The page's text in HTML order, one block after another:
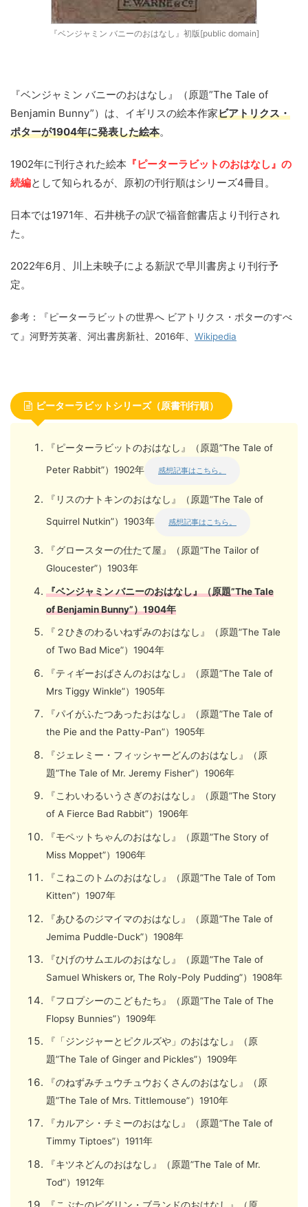
『ベンジャミン バニーのおはなし』初版[public domain]
『ベンジャミン バニーのおはなし』（原題”The Tale of
Benjamin Bunny”）は、イギリスの絵本作家ビアトリクス・
ポターが1904年に発表した絵本。
1902年に刊行された絵本 『ピーターラビットのおはなし』の
続編として知られるが、原初の刊行順はシリーズ4冊目。
日本では1971年、石井桃子の訳で福音館書店より刊行され
た。
2022年6月、川上未映子による新訳で早川書房より刊行予
定。
参考：『ピーターラビットの世界へ ビアトリクス・ポターのすべ
て』河野芳英著、河出書房新社、2016年、 Wikipedia
ピーターラビットシリーズ（原書刊行順）
『ピーターラビットのおはなし』（原題”The Tale of
Peter Rabbit”）1902年
感想記事はこちら。
『リスのナトキンのおはなし』（原題”The Tale of
Squirrel Nutkin”）1903年
感想記事はこちら。
『グロースターの仕たて屋』（原題”The Tailor of
Gloucester”）1903年
『ベンジャミン バニーのおはなし』（原題”The Tale
of Benjamin Bunny”）1904年
『２ひきのわるいねずみのおはなし』（原題”The Tale
of Two Bad Mice”）1904年
『ティギーおばさんのおはなし』（原題”The Tale of
Mrs Tiggy Winkle”）1905年
『パイがふたつあったおはなし』（原題”The Tale of
the Pie and the Patty-Pan”）1905年
『ジェレミー・フィッシャーどんのおはなし』（原
題”The Tale of Mr. Jeremy Fisher”）1906年
『こわいわるいうさぎのおはなし』（原題”The Story
of A Fierce Bad Rabbit”）1906年
『モペットちゃんのおはなし』（原題”The Story of
Miss Moppet”）1906年
『こねこのトムのおはなし』（原題”The Tale of Tom
Kitten”）1907年
『あひるのジマイマのおはなし』（原題”The Tale of
Jemima Puddle-Duck”）1908年
『ひげのサムエルのおはなし』（原題”The Tale of
Samuel Whiskers or, The Roly-Poly Pudding”）1908年
『フロプシーのこどもたち』（原題”The Tale of The
Flopsy Bunnies”）1909年
『「ジンジャーとピクルズや」のおはなし』（原
題”The Tale of Ginger and Pickles”）1909年
『のねずみチュウチュウおくさんのおはなし』（原
題”The Tale of Mrs. Tittlemouse”）1910年
『カルアシ・チミーのおはなし』（原題”The Tale of
Timmy Tiptoes”）1911年
『キツネどんのおはなし』（原題”The Tale of Mr.
Tod”）1912年